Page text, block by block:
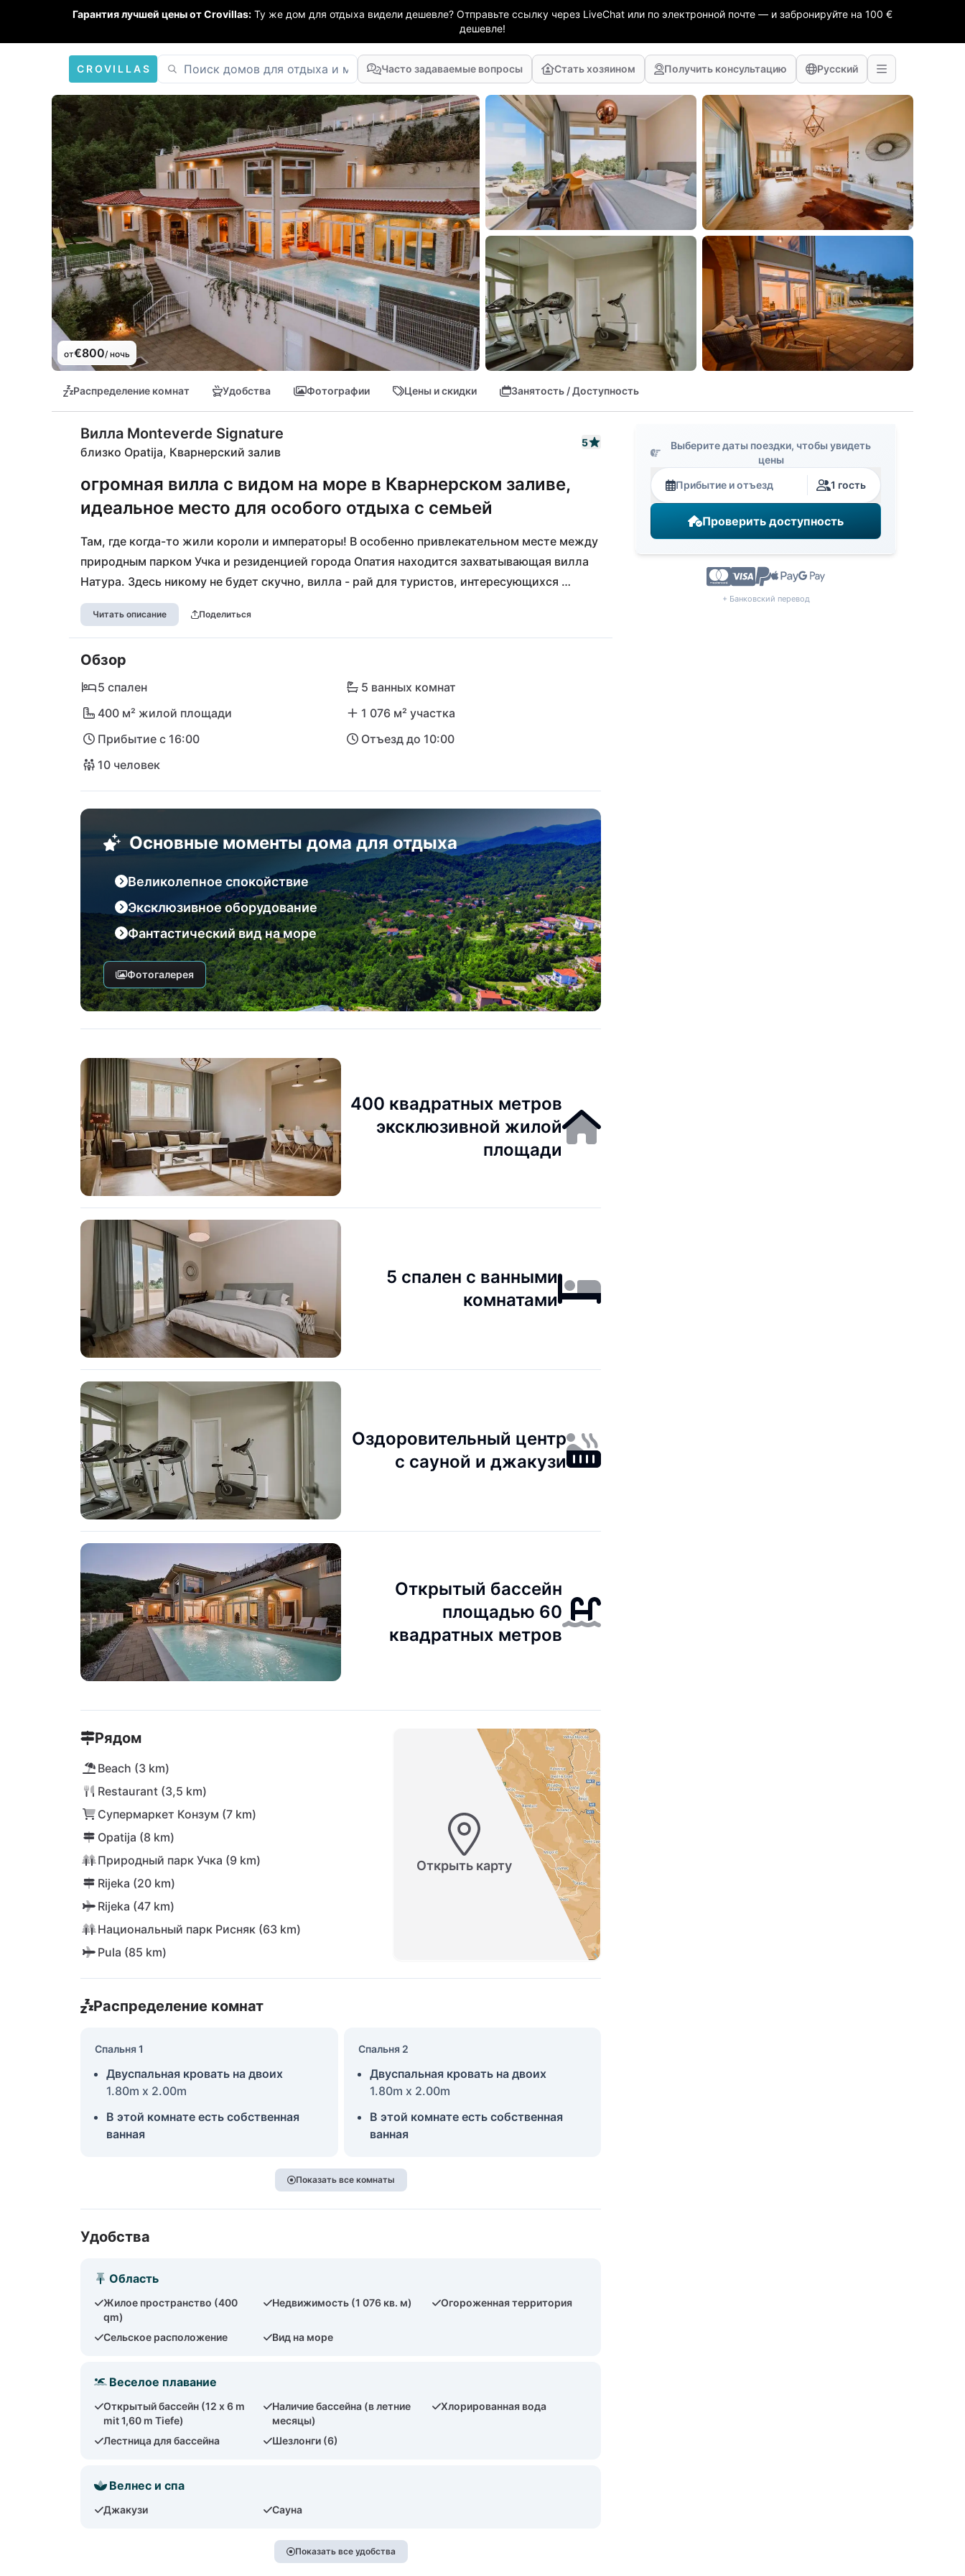
Гарантия лучшей цены от Crovillas: Ту же дом для отдыха видели дешевле? Отправьте ссылку через LiveChat или по электронной почте — и забронируйте на 100 €
дешевле!
CROVILLAS Часто задаваемые вопросы Стать хозяином Получить консультацию Русский
от€800/ ночь
Распределение комнат Удобства Фотографии Цены и скидки Занятость / Доступность
Вилла Monteverde Signature
близко Opatija, Кварнерский залив
5
огромная вилла с видом на море в Кварнерском заливе,
идеальное место для особого отдыха с семьей
Там, где когда-то жили короли и императоры! В особенно привлекательном месте между
природным парком Учка и резиденцией города Опатия находится захватывающая вилла
Натура. Здесь никому не будет скучно, вилла - рай для туристов, интересующихся
особыми вещами. Вид на Кварнерский залив, крупнейшие острова Хорватии и мощный
Учка Гора уникален. Сама собственность не оставляет желаний открытыми, посмотрите
сами! Многие пляжи Опатийской ривьеры можно доехать всего за несколько минут на
автомобиле. Известный побережный город Риека всего в 20 км, ближайший
международный аэропорт на острове Крк в 47 км.
Читать описание Поделиться
Обзор
5 спален
5 ванных комнат
400 м² жилой площади
1 076 м² участка
Прибытие с 16:00
Отъезд до 10:00
10 человек
Основные моменты дома для отдыха
Великолепное спокойствие
Эксклюзивное оборудование
Фантастический вид на море
Фотогалерея
400 квадратных метров
эксклюзивной жилой
площади
5 спален с ванными
комнатами
Оздоровительный центр
с сауной и джакузи
Открытый бассейн
площадью 60
квадратных метров
Рядом
Beach (3 km)
Restaurant (3,5 km)
Супермаркет Конзум (7 km)
Opatija (8 km)
Природный парк Учка (9 km)
Rijeka (20 km)
Rijeka (47 km)
Национальный парк Рисняк (63 km)
Pula (85 km)
Открыть карту
Распределение комнат
Спальня 1
Двуспальная кровать на двоих
1.80m x 2.00m
В этой комнате есть собственная
ванная
Спальня 2
Двуспальная кровать на двоих
1.80m x 2.00m
В этой комнате есть собственная
ванная
Показать все комнаты
Удобства
Область
Жилое пространство (400
qm)
Недвижимость (1 076 кв. м) Огороженная территория
Сельское расположение Вид на море
Веселое плавание
Открытый бассейн (12 x 6 m
mit 1,60 m Tiefe)
Наличие бассейна (в летние
месяцы)
Хлорированная вода
Лестница для бассейна Шезлонги (6)
Велнес и спа
Джакузи Сауна
Показать все удобства
Выберите даты поездки, чтобы увидеть
цены
Прибытие и отъезд 1 гость
Проверить доступность
+ Банковский перевод